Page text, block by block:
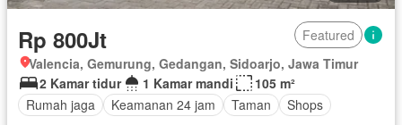
Rp 800Jt
Featured
Valencia, Gemurung, Gedangan, Sidoarjo, Jawa Timur
2 Kamar tidur
1 Kamar mandi
105 m²
Rumah jaga
Keamanan 24 jam Taman Shops